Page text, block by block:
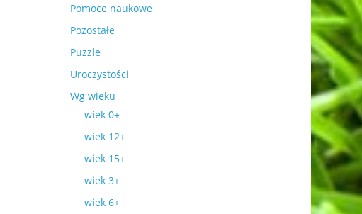
Pomoce naukowe
Pozostałe
Puzzle
Uroczystości
Wg wieku
wiek 0+
wiek 12+
wiek 15+
wiek 3+
wiek 6+